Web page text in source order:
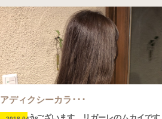
アディクシーカラ･･･